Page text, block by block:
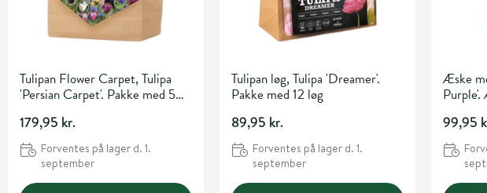
Tulipan Flower Carpet, Tulipa
'Persian Carpet'. Pakke med 50
179,95 kr.
Forventes på lager d. 1.
september
Tulipan løg, Tulipa 'Dreamer'.
Pakke med 12 løg
89,95 kr.
Forventes på lager d. 1.
september
Æske
99,95